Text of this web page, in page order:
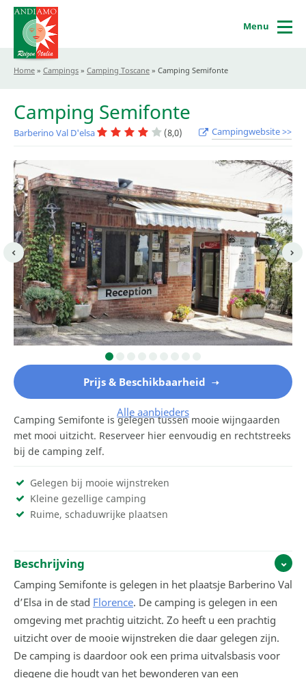
Menu
Home » Campings » Camping Toscane » Camping Semifonte
Camping Semifonte
Barberino Val D'elsa (8,0) Campingwebsite >>
Prijs & Beschikbaarheid
Alle aanbieders
Camping Semifonte is gelegen tussen mooie wijngaarden
met mooi uitzicht. Reserveer hier eenvoudig en rechtstreeks
bij de camping zelf.
Gelegen bij mooie wijnstreken
Kleine gezellige camping
Ruime, schaduwrijke plaatsen
Beschrijving
Camping Semifonte is gelegen in het plaatsje Barberino Val
d’Elsa in de stad Florence. De camping is gelegen in een
omgeving met prachtig uitzicht. Zo heeft u een prachtig
uitzicht over de mooie wijnstreken die daar gelegen zijn.
De camping is daardoor ook een prima uitvalsbasis voor
diegene die houdt van het bewonderen van een